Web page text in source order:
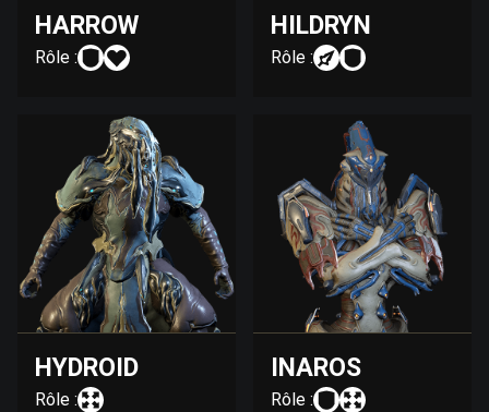
HARROW
Rôle :
HILDRYN
Rôle :
HYDROID
Rôle :
INAROS
Rôle :